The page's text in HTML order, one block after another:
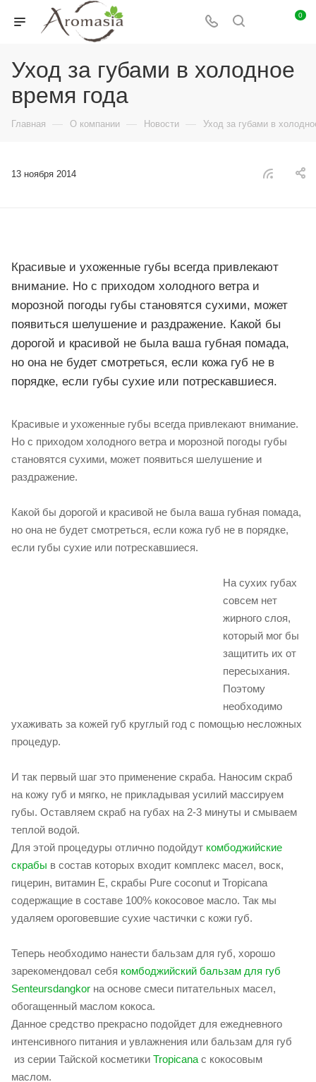
0
Уход за губами в холодное
время года
Главная — О компании — Новости — Уход за губами в
13 ноября 2014
Красивые и ухоженные губы всегда привлекают
внимание. Но с приходом холодного ветра и
морозной погоды губы становятся сухими, может
появиться шелушение и раздражение. Какой бы
дорогой и красивой не была ваша губная помада,
но она не будет смотреться, если кожа губ не в
порядке, если губы сухие или потрескавшиеся.
Красивые и ухоженные губы всегда привлекают внимание.
Но с приходом холодного ветра и морозной погоды губы
становятся сухими, может появиться шелушение и
раздражение.
Какой бы дорогой и красивой не была ваша губная помада,
но она не будет смотреться, если кожа губ не в порядке,
если губы сухие или потрескавшиеся.
На сухих губах
совсем нет
жирного слоя,
который мог бы
защитить их от
пересыхания.
Поэтому
необходимо
ухаживать за кожей губ круглый год с помощью несложных
процедур.
И так первый шаг это применение скраба. Наносим скраб
на кожу губ и мягко, не прикладывая усилий массируем
губы. Оставляем скраб на губах на 2-3 минуты и смываем
теплой водой.
Для этой процедуры отлично подойдут комбоджийские
скрабы в состав которых входит комплекс масел, воск,
гицерин, витамин Е, скрабы Pure coconut и Tropicana
содержащие в составе 100% кокосовое масло. Так мы
удаляем ороговевшие сухие частички с кожи губ.
Теперь необходимо нанести бальзам для губ, хорошо
зарекомендовал себя комбоджийский бальзам для губ
Senteursdangkor на основе смеси питательных масел,
обогащенный маслом кокоса.
Данное средство прекрасно подойдет для ежедневного
интенсивного питания и увлажнения или бальзам для губ
из серии Тайской косметики Tropicana с кокосовым
маслом.